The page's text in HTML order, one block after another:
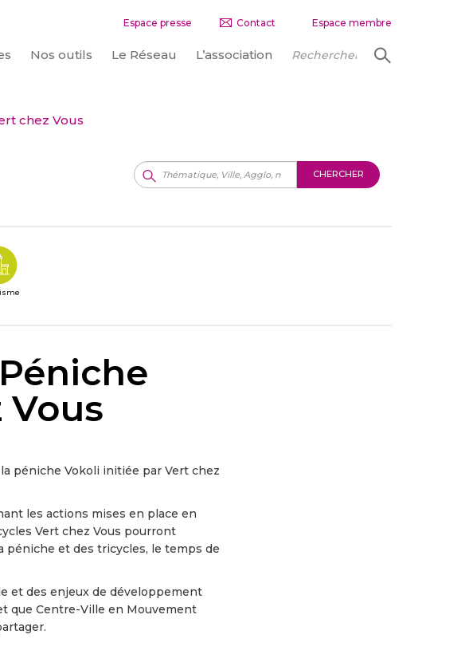
Espace presse Contact Espace membre
Nos outils Le Réseau L’association
chez Vous
CHERCHER
péniche Vokoli initiée par Vert chez
les actions mises en place en
Vert chez Vous pourront
péniche et des tricycles, le temps de
et des enjeux de développement
que Centre-Ville en Mouvement